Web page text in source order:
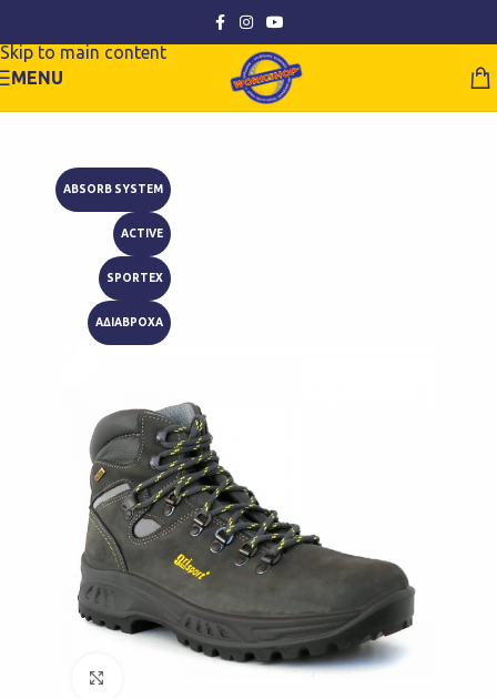
Skip to main content
MENU
ABSORB SYSTEM
ACTIVE
SPORTEX
ΑΔΙΑΒΡΟΧΑ